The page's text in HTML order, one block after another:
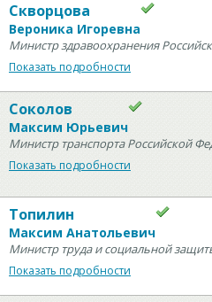
Скворцова
Вероника Игоревна
Министр здравоохранения
Показать подробности
Соколов
Максим Юрьевич
Министр транспорта Российской
Показать подробности
Топилин
Максим Анатольевич
Министр труда и социальной
Показать подробности